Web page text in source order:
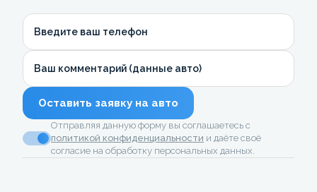
Введите ваш телефон
Ваш комментарий (данные авто)
Оставить заявку на авто
Отправляя данную форму вы соглашаетесь с
политикой конфиденциальности и даёте своё
согласие на обработку персональных данных.